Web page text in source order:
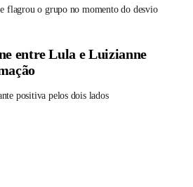
flagrou o grupo no momento do desvio
entre Lula e Luizianne
positiva pelos dois lados